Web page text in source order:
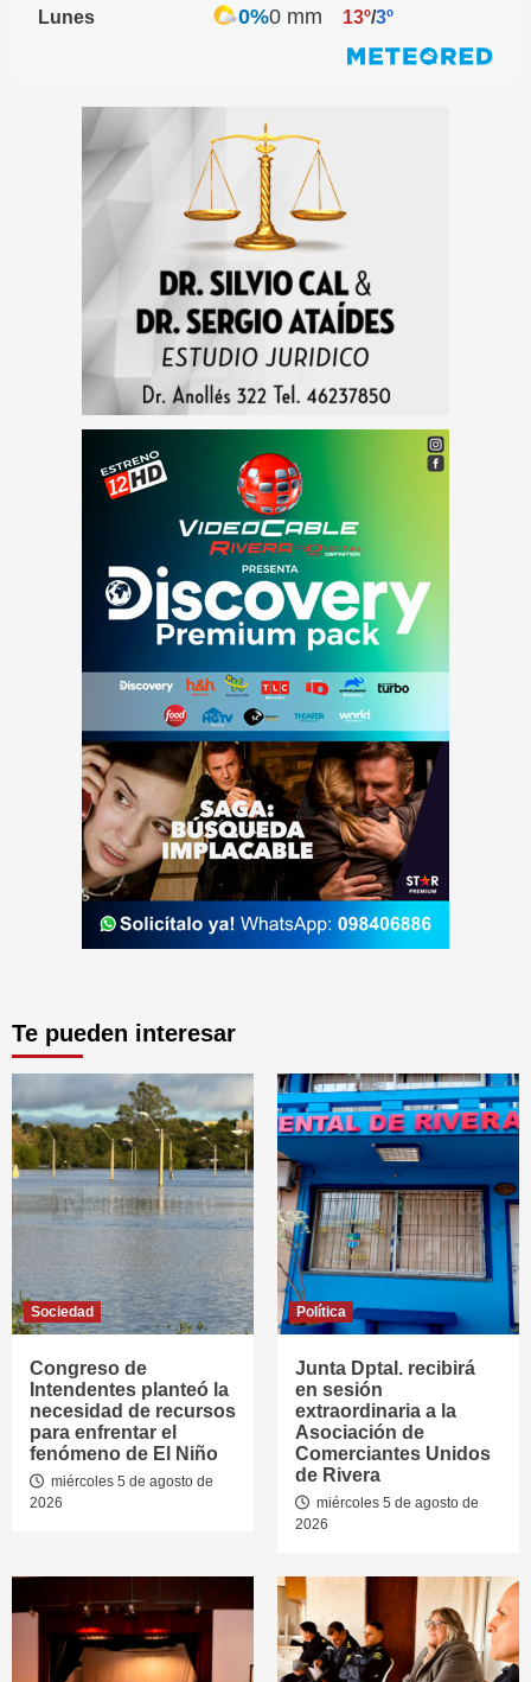
Lunes 0%0 mm 13º/3º
Te pueden interesar
Sociedad
Congreso de
Intendentes planteó la
necesidad de recursos
para enfrentar el
fenómeno de El Niño
miércoles 5 de agosto de
2026
Política
Junta Dptal. recibirá
en sesión
extraordinaria a la
Asociación de
Comerciantes Unidos
de Rivera
miércoles 5 de agosto de
2026